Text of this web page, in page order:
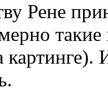
Рене